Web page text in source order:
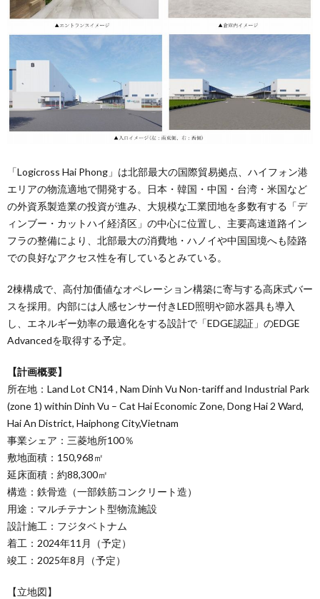
「Logicross Hai Phong」は北部最大の国際貿易拠点、ハイフォン港
エリアの物流適地で開発する。日本・韓国・中国・台湾・米国など
の外資系製造業の投資が進み、大規模な工業団地を多数有する「デ
ィンブー・カットハイ経済区」の中心に位置し、主要高速道路イン
フラの整備により、北部最大の消費地・ハノイや中国国境へも陸路
での良好なアクセス性を有しているとみている。
2棟構成で、高付加価値なオペレーション構築に寄与する高床式バー
スを採用。内部には人感センサー付きLED照明や節水器具も導入
し、エネルギー効率の最適化をする設計で「EDGE認証」のEDGE
Advancedを取得する予定。
【計画概要】
所在地：Land Lot CN14 , Nam Dinh Vu Non-tariff and Industrial Park
(zone 1) within Dinh Vu – Cat Hai Economic Zone, Dong Hai 2 Ward,
Hai An District, Haiphong City,Vietnam
事業シェア：三菱地所100％
敷地面積：150,968㎡
延床面積：約88,300㎡
構造：鉄骨造（一部鉄筋コンクリート造）
用途：マルチテナント型物流施設
設計施工：フジタベトナム
着工：2024年11月（予定）
竣工：2025年8月（予定）
【立地図】